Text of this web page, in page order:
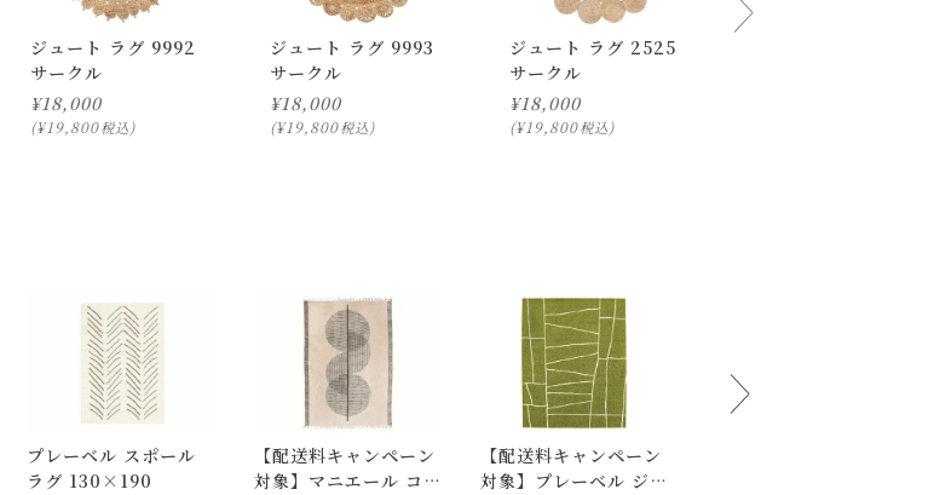
。
ります。強い摩擦は避けてください。
ください。
ジュート ラグ 9992
サークル
¥18,000
¥19,800税込
ジュート ラグ 9993
サークル
¥18,000
¥19,800税込
ジュート ラグ 2525
サークル
¥18,000
¥19,800税込
プレーベル スポール
ラグ 130×190
【配送料キャンペーン
対象】マニエール コッ
【配送料キャンペーン
対象】プレーベル ジオ